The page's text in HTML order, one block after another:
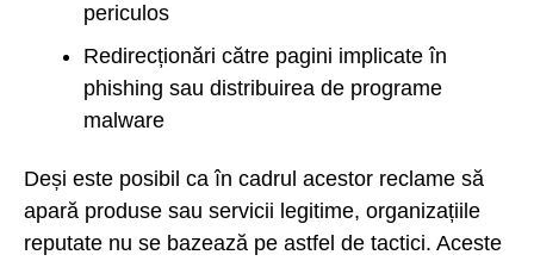
periculos
Redirecționări către pagini implicate în
phishing sau distribuirea de programe
malware
Deși este posibil ca în cadrul acestor reclame să
apară produse sau servicii legitime, organizațiile
reputate nu se bazează pe astfel de tactici. Aceste